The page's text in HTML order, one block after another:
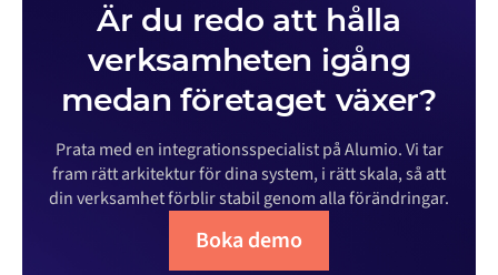
Är du redo att hålla
verksamheten igång
medan företaget växer?
Prata med en integrationsspecialist på Alumio. Vi tar
fram rätt arkitektur för dina system, i rätt skala, så att
din verksamhet förblir stabil genom alla förändringar.
Boka demo